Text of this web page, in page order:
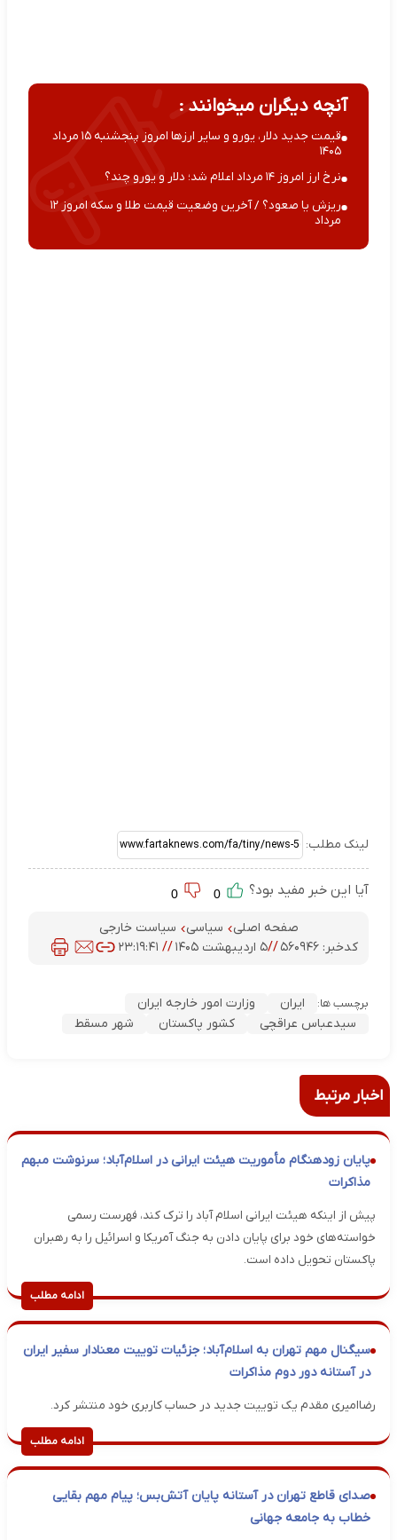
آنچه دیگران میخوانند :
قیمت جدید دلار، یورو و سایر ارزها امروز پنجشنبه ۱۵ مرداد
۱۴۰۵
نرخ ارز امروز ۱۴ مرداد اعلام شد؛ دلار و یورو چند؟
ریزش یا صعود؟ / آخرین وضعیت قیمت طلا و سکه امروز ۱۲
مرداد
لینک مطلب:
آیا این خبر مفید بود؟
صفحه اصلی سیاسی
سیاست خارجی
کدخبر: ۵۶۰۹۴۶ //۵ اردیبهشت ۱۴۰۵ // ۲۳:۱۹:۴۱
برچسب ها: ایران
وزارت امور خارجه ایران
سیدعباس عراقچی
کشور پاکستان شهر مسقط
اخبار مرتبط
پایان زودهنگام مأموریت هیئت ایرانی در اسلام‌آباد؛ سرنوشت مبهم
مذاکرات
پیش از اینکه هیئت ایرانی اسلام آباد را ترک کند، فهرست رسمی
خواسته‌های خود برای پایان دادن به جنگ آمریکا و اسرائیل را به رهبران
پاکستان تحویل داده است.
ادامه مطلب
سیگنال مهم تهران به اسلام‌آباد؛ جزئیات توییت معنادار سفیر ایران
در آستانه دور دوم مذاکرات
رضاامیری مقدم یک توییت جدید در حساب کاربری خود منتشر کرد.
ادامه مطلب
صدای قاطع تهران در آستانه پایان آتش‌بس؛ پیام مهم بقایی
خطاب به جامعه جهانی